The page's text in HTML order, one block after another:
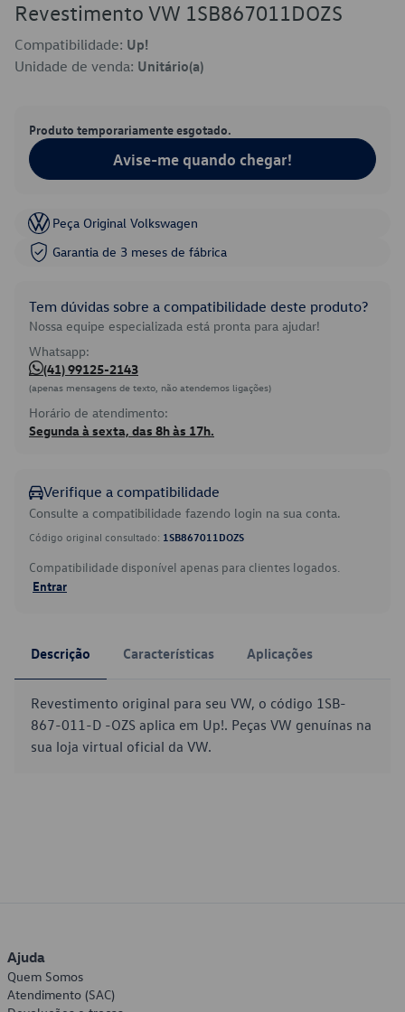
Revestimento VW 1SB867011DOZS
Compatibilidade: Up!
Unidade de venda: Unitário(a)
Produto temporariamente esgotado.
Avise-me quando chegar!
Peça Original Volkswagen
Garantia de 3 meses de fábrica
Tem dúvidas sobre a compatibilidade deste produto?
Nossa equipe especializada está pronta para ajudar!
Whatsapp:
(41) 99125-2143
(apenas mensagens de texto, não atendemos ligações)
Horário de atendimento:
Segunda à sexta, das 8h às 17h.
Verifique a compatibilidade
Consulte a compatibilidade fazendo login na sua conta.
Código original consultado: 1SB867011DOZS
Compatibilidade disponível apenas para clientes logados.
Entrar
Descrição Características Aplicações
Revestimento original para seu VW, o código 1SB-
867-011-D -OZS aplica em Up!. Peças VW genuínas na
sua loja virtual oficial da VW.
Ajuda
Quem Somos
Atendimento (SAC)